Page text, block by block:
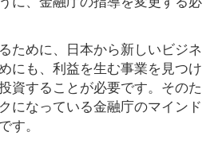
ために、日本から新しいビジネ
にも、利益を生む事業を見つけ
資することが必要です。そのた
になっている金融庁のマインド
す。